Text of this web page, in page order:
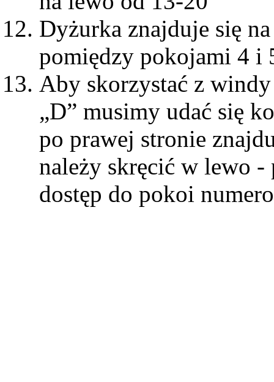
Dyżurka znajduje się
pomiędzy pokojami 4 i
Aby skorzystać z
„D” musimy udać się
po prawej stronie
należy skręcić w lewo
dostęp do pokoi